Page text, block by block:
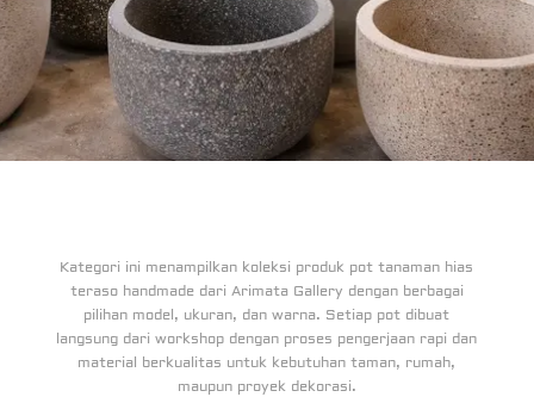
Kategori ini menampilkan koleksi produk pot tanaman hias
teraso handmade dari Arimata Gallery dengan berbagai
pilihan model, ukuran, dan warna. Setiap pot dibuat
langsung dari workshop dengan proses pengerjaan rapi dan
material berkualitas untuk kebutuhan taman, rumah,
maupun proyek dekorasi.